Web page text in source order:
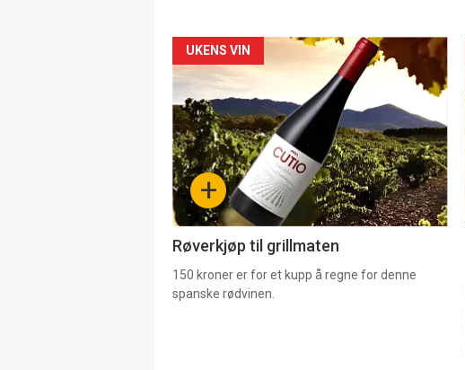
Forsiden
akkurat
nå
-
4 +
UKENS VIN
Røverkjøp til grillmaten
150 kroner er for et kupp å regne for denne
spanske rødvinen.